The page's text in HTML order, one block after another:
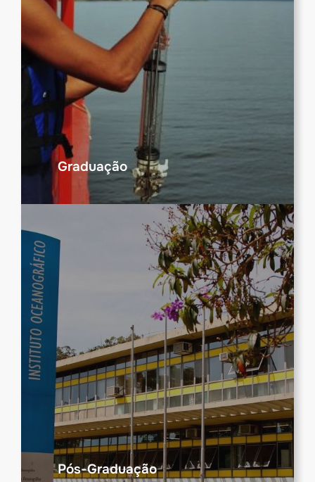
Graduação
Pós-Graduação